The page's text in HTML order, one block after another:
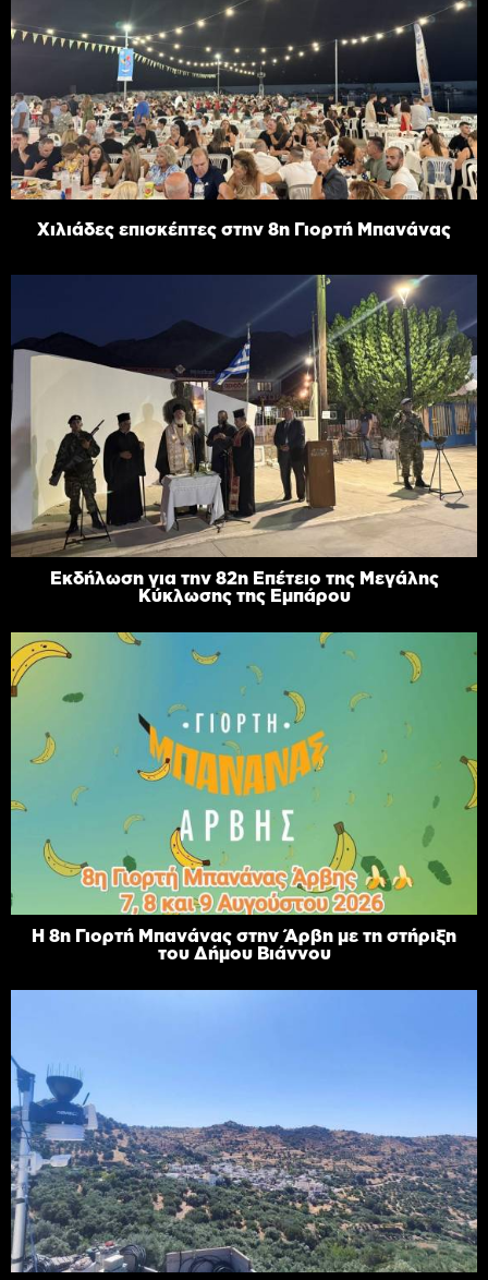
Χιλιάδες επισκέπτες στην 8η Γιορτή Μπανάνας
Εκδήλωση για την 82η Επέτειο της Μεγάλης
Κύκλωσης της Εμπάρου
Η 8η Γιορτή Μπανάνας στην Άρβη με τη στήριξη
του Δήμου Βιάννου